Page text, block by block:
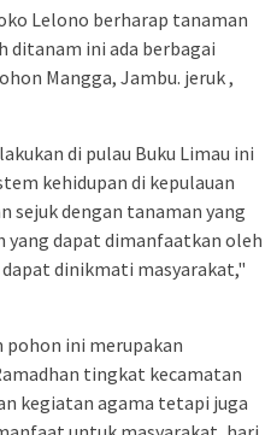
Lelono berharap tanaman
ditanam ini ada berbagai
Mangga, Jambu. jeruk ,
di pulau Buku Limau ini
kehidupan di kepulauan
sejuk dengan tanaman yang
dapat dimanfaatkan oleh
dinikmati masyarakat,"
pohon ini merupakan
tingkat kecamatan
kegiatan agama tetapi juga